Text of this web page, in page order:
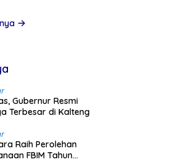
Gubernur Resmi
Terbesar di Kalteng
Raih Perolehan
FBIM Tahun